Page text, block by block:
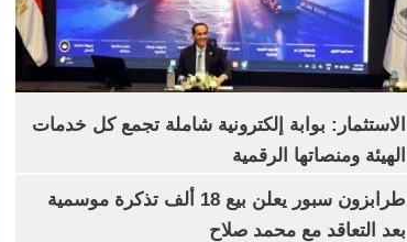
الاستثمار: بوابة إلكترونية شاملة تجمع كل خدمات
الهيئة ومنصاتها الرقمية
طرابزون سبور يعلن بيع 18 ألف تذكرة موسمية
بعد التعاقد مع محمد صلاح